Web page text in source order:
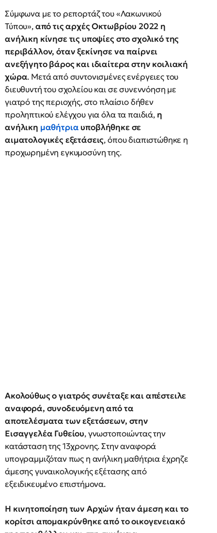
Σύμφωνα με το ρεπορτάζ του «Λακωνικού
Τύπου»,από τις αρχές Οκτωβρίου 2022 η
ανήλικη κίνησε τις υποψίες στο σχολικό της
περιβάλλον, όταν ξεκίνησε να παίρνει
ανεξήγητο βάρος και ιδιαίτερα στην κοιλιακή
χώρα. Μετά από συντονισμένες ενέργειες του
διευθυντή του σχολείου και σε συνεννόηση με
γιατρό της περιοχής, στο πλαίσιο δήθεν
προληπτικού ελέγχου για όλα τα παιδιά, η
ανήλικη μαθήτρια υποβλήθηκε σε
αιματολογικές εξετάσεις, όπου διαπιστώθηκε η
προχωρημένη εγκυμοσύνη της.
Ακολούθως ο γιατρός συνέταξε και απέστειλε
αναφορά, συνοδευόμενη από τα
αποτελέσματα των εξετάσεων, στην
Εισαγγελέα Γυθείου, γνωστοποιώντας την
κατάσταση της 13χρονης. Στην αναφορά
υπογραμμιζόταν πως η ανήλικη μαθήτρια έχρηζε
άμεσης γυναικολογικής εξέτασης από
εξειδικευμένο επιστήμονα.
Η κινητοποίηση των Αρχών ήταν άμεση και το
κορίτσι απομακρύνθηκε από το οικογενειακό